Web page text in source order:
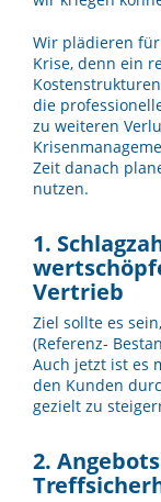
Wir plädieren
Krise, denn ein
die
zu weiteren
Zeit danach
nutzen.
1.
Vertrieb
Ziel sollte es
(Referenz-
Auch jetzt ist es
den Kunden
gezielt zu
2.